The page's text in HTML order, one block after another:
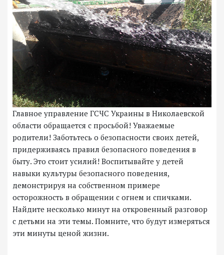
Главное управление ГСЧС Украины в Николаевской
области обращается с просьбой! Уважаемые
родители! Заботьтесь о безопасности своих детей,
придерживаясь правил безопасного поведения в
быту. Это стоит усилий! Воспитывайте у детей
навыки культуры безопасного поведения,
демонстрируя на собственном примере
осторожность в обращении с огнем и спичками.
Найдите несколько минут на откровенный разговор
с детьми на эти темы. Помните, что будут измеряться
эти минуты ценой жизни.